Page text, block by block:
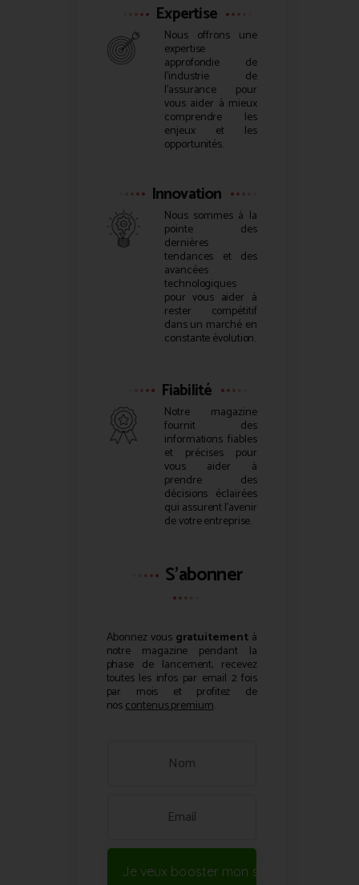
Expertise
Nous offrons une
expertise
approfondie de
l’industrie de
l’assurance pour
vous aider à mieux
comprendre les
enjeux et les
opportunités.
Innovation
Nous sommes à la
pointe des
dernières
tendances et des
avancées
technologiques
pour vous aider à
rester compétitif
dans un marché en
constante évolution.
Fiabilité
Notre magazine
fournit des
informations fiables
et précises pour
vous aider à
prendre des
décisions éclairées
qui assurent l’avenir
de votre entreprise.
S'abonner
Abonnez vous gratuitementà
notre magazine pendant la
phase de lancement, recevez
toutes les infos par email 2 fois
par mois et profitez de
noscontenus premium.
Je veux booster mon site !